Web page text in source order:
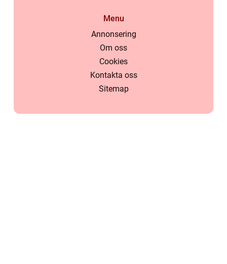
Menu
Annonsering
Om oss
Cookies
Kontakta oss
Sitemap